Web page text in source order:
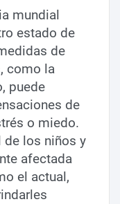
mundial
estado de
de
como la
puede
de
o miedo.
los niños y
afectada
el actual,